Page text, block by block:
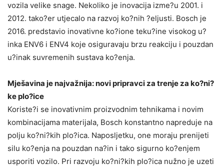
vozila velike snage. Nekoliko je inovacija izme?u 2001. i
2012. tako?er utjecalo na razvoj ko?nih ?eljusti. Bosch je
2016. predstavio inovativne ko?ione teku?ine visokog u?
inka ENV6 i ENV4 koje osiguravaju brzu reakciju i pouzdan
u?inak suvremenih sustava ko?enja.
Mješavina je najvažnija: novi pripravci za trenje za ko?ni?
ke plo?ice
Koriste?i se inovativnim proizvodnim tehnikama i novim
kombinacijama materijala, Bosch konstantno napreduje na
polju ko?ni?kih plo?ica. Naposljetku, one moraju prenijeti
silu ko?enja na pouzdan na?in i tako sigurno ko?enjem
usporiti vozilo. Pri razvoju ko?ni?kih plo?ica nužno je uzeti